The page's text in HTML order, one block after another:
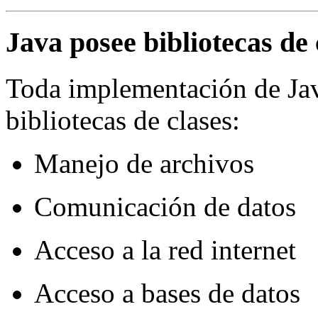
Java posee bibliotecas de
Toda implementación de
bibliotecas de clases:
Manejo de archivos
Comunicación de datos
Acceso a la red internet
Acceso a bases de datos